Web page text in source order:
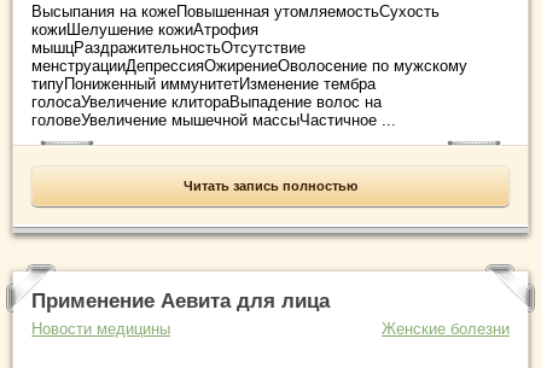
Высыпания на кожеПовышенная утомляемостьСухость
кожиШелушение кожиАтрофия
мышцРаздражительностьОтсутствие
менструацииДепрессияОжирениеОволосение по мужскому
типуПониженный иммунитетИзменение тембра
голосаУвеличение клитораВыпадение волос на
головеУвеличение мышечной массыЧастичное ...
Читать запись полностью
Применение Аевита для лица
Новости медицины Женские болезни